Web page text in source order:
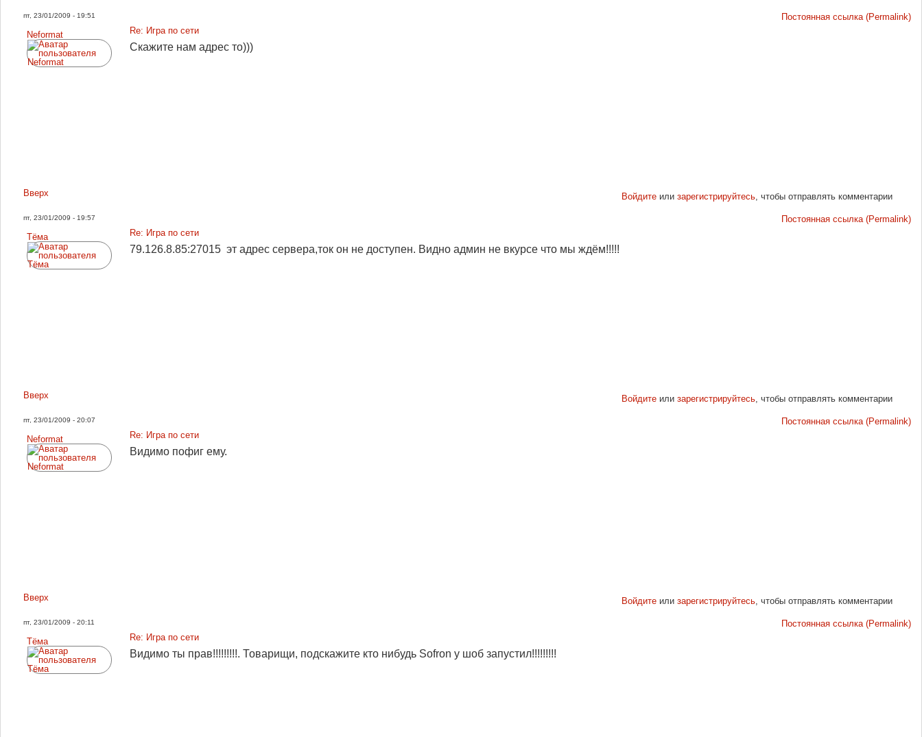
пт, 23/01/2009 - 19:51
Постоянная ссылка (Permalink)
Neformat
Re: Игра по сети
Скажите нам адрес то)))
Вверх Войдитеили зарегистрируйтесь, чтобы отправлять комментарии
пт, 23/01/2009 - 19:57
Постоянная ссылка (Permalink)
Tёма
Re: Игра по сети
79.126.8.85:27015 эт адрес сервера,ток он не доступен. Видно админ не вкурсе что мы ждём!!!!!
Вверх Войдитеили зарегистрируйтесь, чтобы отправлять комментарии
пт, 23/01/2009 - 20:07
Постоянная ссылка (Permalink)
Neformat
Re: Игра по сети
Видимо пофиг ему.
Вверх Войдитеили зарегистрируйтесь, чтобы отправлять комментарии
пт, 23/01/2009 - 20:11
Постоянная ссылка (Permalink)
Tёма
Re: Игра по сети
Видимо ты прав!!!!!!!!!. Товарищи, подскажите кто нибудь Sofron у шоб запустил!!!!!!!!!